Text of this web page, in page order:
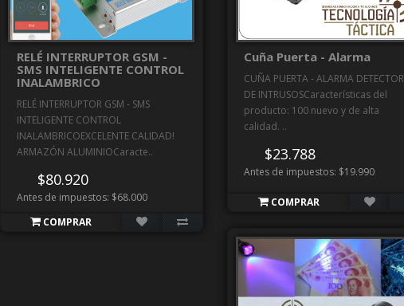
RELÉ INTERRUPTOR GSM -
SMS INTELIGENTE CONTROL
INALAMBRICO
RELÉ INTERRUPTOR GSM - SMS
INTELIGENTE CONTROL
INALAMBRICOEXCELENTE CALIDAD!
ARMAZÓN ALUMINIOCaracte..
$80.920
Antes de impuestos: $68.000
COMPRAR
Cuña Puerta - Alarma
CUÑA PUERTA - ALARMA DETECTOR
DE INTRUSOSCaracterísticas del
producto: 100 nuevo y de alta
calidad. ..
$23.788
Antes de impuestos: $19.990
COMPRAR